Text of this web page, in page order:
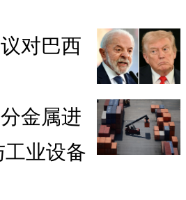
对巴西
金属进
工业设备